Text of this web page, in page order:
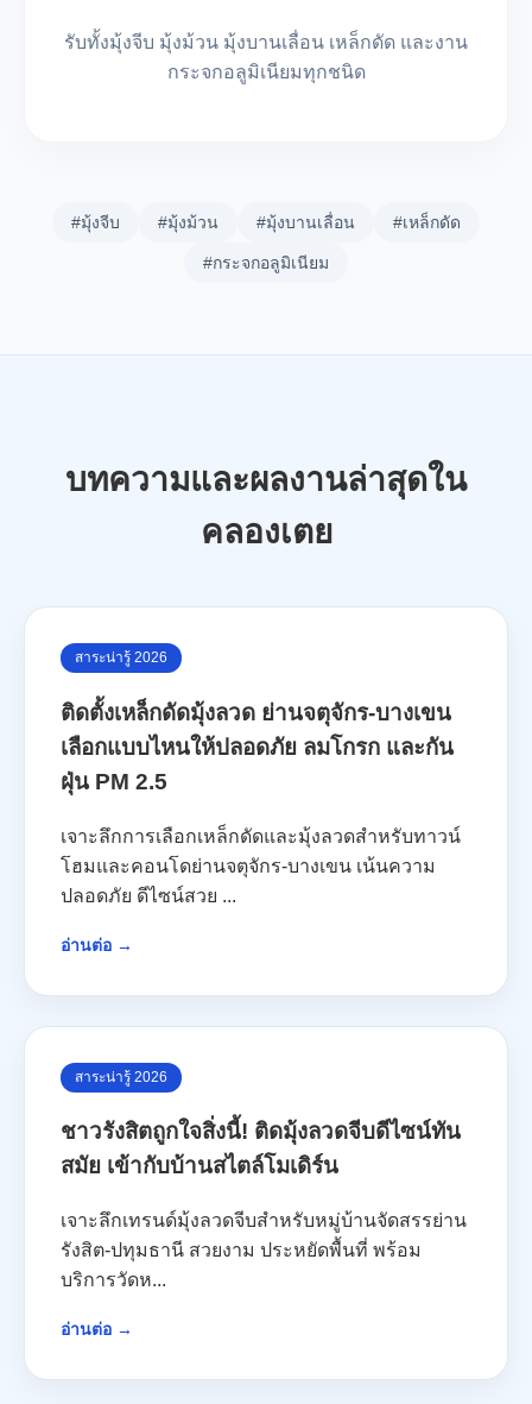
รับทั้งมุ้งจีบ มุ้งม้วน มุ้งบานเลื่อน เหล็กดัด และงาน
กระจกอลูมิเนียมทุกชนิด
#มุ้งจีบ #มุ้งม้วน #มุ้งบานเลื่อน #เหล็กดัด
#กระจกอลูมิเนียม
บทความและผลงานล่าสุดใน
คลองเตย
สาระน่ารู้ 2026
ติดตั้งเหล็กดัดมุ้งลวด ย่านจตุจักร-บางเขน
เลือกแบบไหนให้ปลอดภัย ลมโกรก และกัน
ฝุ่น PM 2.5
เจาะลึกการเลือกเหล็กดัดและมุ้งลวดสำหรับทาวน์
โฮมและคอนโดย่านจตุจักร-บางเขน เน้นความ
ปลอดภัย ดีไซน์สวย ...
อ่านต่อ →
สาระน่ารู้ 2026
ชาวรังสิตถูกใจสิ่งนี้! ติดมุ้งลวดจีบดีไซน์ทัน
สมัย เข้ากับบ้านสไตล์โมเดิร์น
เจาะลึกเทรนด์มุ้งลวดจีบสำหรับหมู่บ้านจัดสรรย่าน
รังสิต-ปทุมธานี สวยงาม ประหยัดพื้นที่ พร้อม
บริการวัดห...
อ่านต่อ →